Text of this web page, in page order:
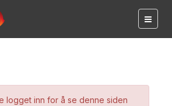
logget inn for å se denne siden